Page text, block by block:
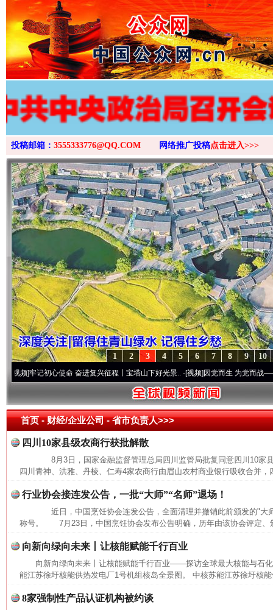
>
投稿邮箱： 3555333776@QQ.COM 网络推广投稿点击进入>>>
10
9
8
7
6
5
4
3
2
1
牢记初心使命 奋进复兴征程丨宝塔山下好光景..·[视频]因党而生 为党而战——百年“
首页- 财经/企业公司 -省市负责人>>>
四川10家县级农商行获批解散
8月3日，国家金融监督管理总局四川监管局批复同意四川10
四川青神、洪雅、丹棱、仁寿4家农商行由眉山农村商业银行吸收合并
行业协会接连发公告，一批“大师”“名师”退场！
近日，中国烹饪协会连发公告，全面清理并撤销此前颁发的"大
称号。 7月23日，中国烹饪协会发布公告明确，历年由该协会评定、
向新向绿向未来丨让核能赋能千行百业
向新向绿向未来丨让核能赋能千行百业——探访全球最大核能与石
能江苏徐圩核能供热发电厂1号机组核岛全景图。 中核苏能江苏徐圩核
8家强制性产品认证机构被约谈